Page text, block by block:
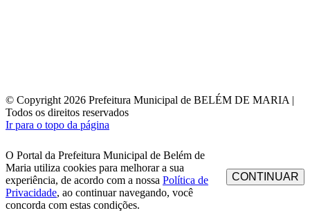
© Copyright 2026 Prefeitura Municipal de BELÉM DE MARIA |
Todos os direitos reservados
Ir para o topo da página
O Portal da Prefeitura Municipal de Belém de
Maria utiliza cookies para melhorar a sua
experiência, de acordo com a nossa Política de
Privacidade, ao continuar navegando, você
concorda com estas condições.
CONTINUAR